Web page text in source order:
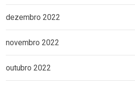
dezembro 2022
novembro 2022
outubro 2022